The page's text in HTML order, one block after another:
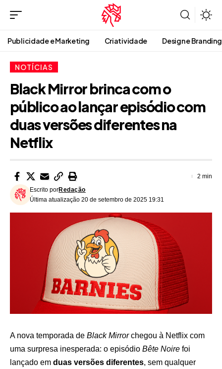
Publicidade e Marketing Criatividade Design e Branding
NOTÍCIAS
Black Mirror brinca com o
público ao lançar episódio com
duas versões diferentes na
Netflix
Última atualização 20 de setembro de 2025 19:31
Escrito porRedação
2 min
A nova temporada de Black Mirrorchegou à Netflix com
uma surpresa inesperada: o episódio Bête Noire foi
lançado em duas versões diferentes, sem qualquer